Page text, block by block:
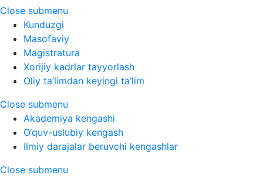
Close submenu
Kunduzgi
Masofaviy
Magistratura
Xorijiy kadrlar tayyorlash
Oliy ta’limdan keyingi ta’lim
Close submenu
Akademiya kengashi
O‘quv-uslubiy kengash
Ilmiy darajalar beruvchi kengashlar
Close submenu